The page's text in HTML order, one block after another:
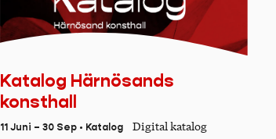
Katalog Härnösands
konsthall
11 Juni – 30 Sep • Katalog Digital katalog